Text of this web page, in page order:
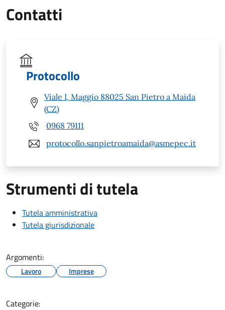
Contatti
Protocollo
Viale I, Maggio 88025 San Pietro a Maida
(CZ)
0968 79111
protocollo.sanpietroamaida@asmepec.it
Strumenti di tutela
Tutela amministrativa
Tutela giurisdizionale
Argomenti:
Lavoro Imprese
Categorie: